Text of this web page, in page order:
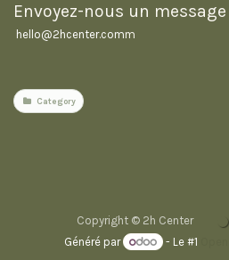
Envoyez-nous un message
hello@2hcenter.comm
Category
Copyright © 2h Center
Généré par - Le #1